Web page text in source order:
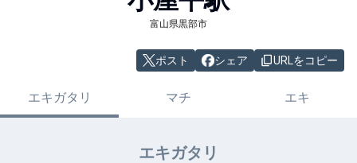
富山県黒部市
ポスト シェア URLをコピー
エキガタリ マチ エキ
エキガタリ